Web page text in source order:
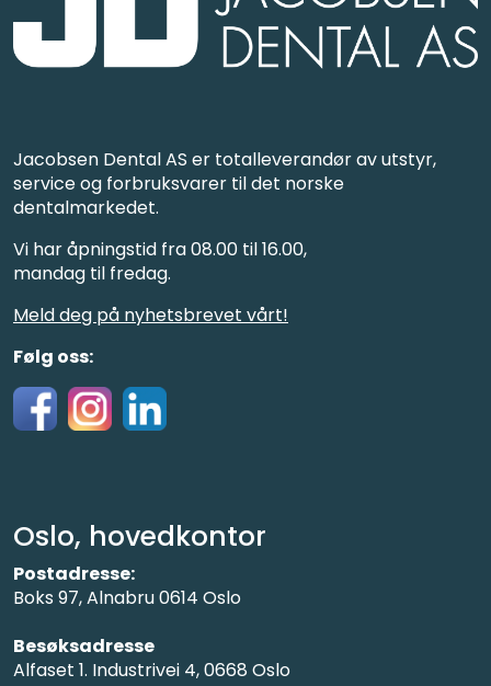
Jacobsen Dental AS er totalleverandør av utstyr,
service og forbruksvarer til det norske
dentalmarkedet.
Vi har åpningstid fra 08.00 til 16.00,
mandag til fredag.
Meld deg på nyhetsbrevet vårt!
Følg oss:
Oslo, hovedkontor
Postadresse:
Boks 97, Alnabru 0614 Oslo
Besøksadresse
Alfaset 1. Industrivei 4, 0668 Oslo